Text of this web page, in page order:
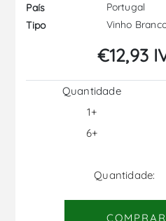
País
Portugal
Tipo
Vinho
€12,93
Quantidade
1+
6+
Quantidade:
COMPRAR